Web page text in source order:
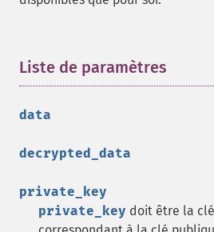
Liste de paramètres
data
decrypted_data
private_key
private_key doit être la